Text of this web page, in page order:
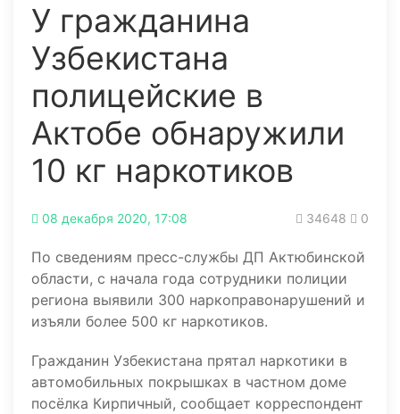
У гражданина
Узбекистана
полицейские в
Актобе обнаружили
10 кг наркотиков
08 декабря 2020, 17:08 34648 0
По сведениям пресс-службы ДП Актюбинской
области, с начала года сотрудники полиции
региона выявили 300 наркоправонарушений и
изъяли более 500 кг наркотиков.
Гражданин Узбекистана прятал наркотики в
автомобильных покрышках в частном доме
посёлка Кирпичный, сообщает корреспондент